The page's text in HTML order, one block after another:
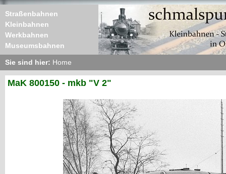
Straßenbahnen
Kleinbahnen
Werkbahnen
Museumsbahnen
Sie sind hier: Home
MaK 800150 - mkb "V 2"